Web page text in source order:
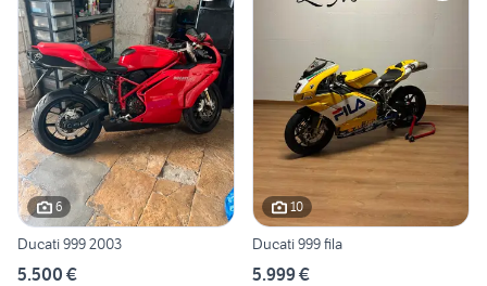
6
Ducati 999 2003
5.500 €
10
Ducati 999 fila
5.999 €